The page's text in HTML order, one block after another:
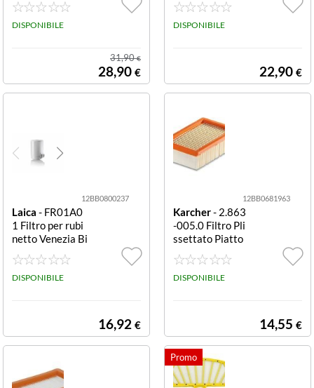
Filtri aspirapolv
ere iRobot 8203
DISPONIBILE
31,90€
28,90 €
i Filtri aspirapol
vere iRobot 820
DISPONIBILE
22,90 €
12BB0800237
Laica - FR01A0
1 Filtro per rubi
netto Venezia Bi
anco Filtro rubin
etto Laica FR01
A01 VENEZIA
DISPONIBILE
16,92 €
12BB0681963
Karcher- 2.863
-005.0 Filtro Pli
ssettato Piatto
New System Filt
ro plissettato pi
atto per polvere
e MV4...MV6, mi
sure (HxLxP) 50
x162x101 mm.
DISPONIBILE
14,55 €